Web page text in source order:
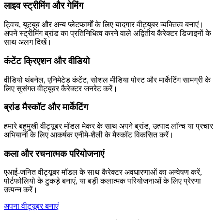
लाइव स्ट्रीमिंग और गेमिंग
ट्विच, यूट्यूब और अन्य प्लेटफार्मों के लिए यादगार वीट्यूबर व्यक्तित्व बनाएं।
अपने स्ट्रीमिंग ब्रांड का प्रतिनिधित्व करने वाले अद्वितीय कैरेक्टर डिजाइनों के
साथ अलग दिखें।
कंटेंट क्रिएशन और वीडियो
वीडियो थंबनेल, एनिमेटेड कंटेंट, सोशल मीडिया पोस्ट और मार्केटिंग सामग्री के
लिए सुसंगत वीट्यूबर कैरेक्टर जनरेट करें।
ब्रांड मैस्कॉट और मार्केटिंग
हमारे बहुमुखी वीट्यूबर मॉडल मेकर के साथ अपने ब्रांड, उत्पाद लॉन्च या प्रचार
अभियानों के लिए आकर्षक एनीमे-शैली के मैस्कॉट विकसित करें।
कला और रचनात्मक परियोजनाएं
एआई-जनित वीट्यूबर मॉडल के साथ कैरेक्टर अवधारणाओं का अन्वेषण करें,
पोर्टफोलियो के टुकड़े बनाएं, या बड़ी कलात्मक परियोजनाओं के लिए प्रेरणा
उत्पन्न करें।
अपना वीट्यूबर बनाएं